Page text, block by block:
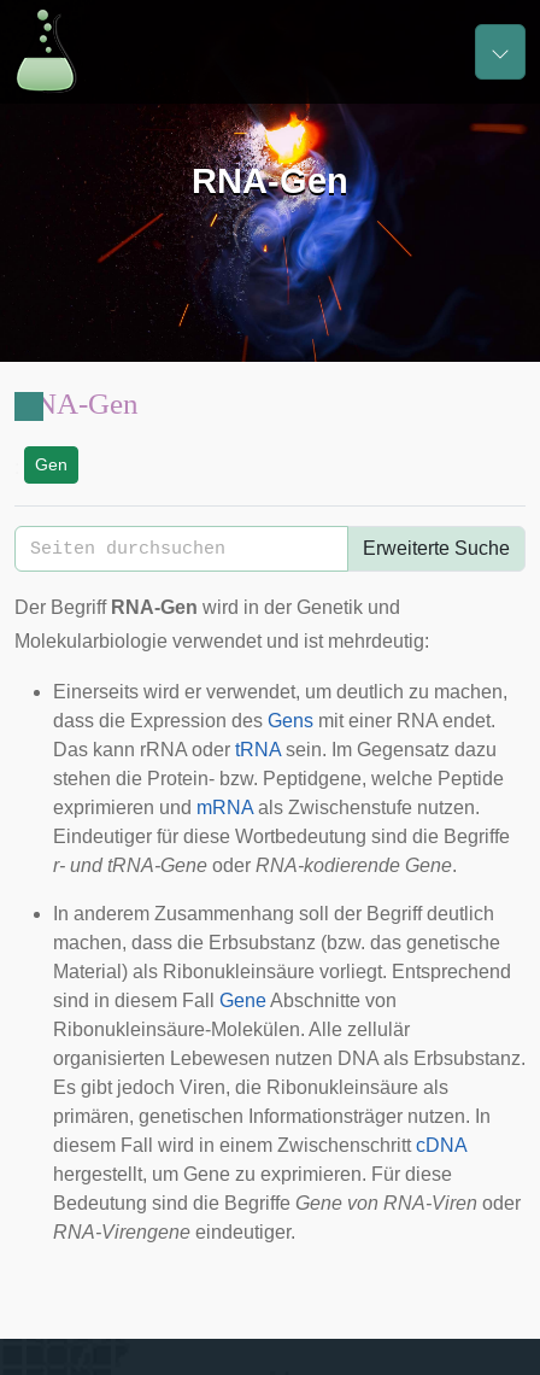
RNA-Gen
RNA-Gen
Gen
Erweiterte Suche
Der Begriff RNA-Gen wird in der Genetik und
Molekularbiologie verwendet und ist mehrdeutig:
Einerseits wird er verwendet, um deutlich zu machen,
dass die Expression des Gens mit einer RNA endet.
Das kann rRNA oder tRNA sein. Im Gegensatz dazu
stehen die Protein- bzw. Peptidgene, welche Peptide
exprimieren und mRNA als Zwischenstufe nutzen.
Eindeutiger für diese Wortbedeutung sind die Begriffe
r- und tRNA-Gene oder RNA-kodierende Gene.
In anderem Zusammenhang soll der Begriff deutlich
machen, dass die Erbsubstanz (bzw. das genetische
Material) als Ribonukleinsäure vorliegt. Entsprechend
sind in diesem Fall GeneAbschnitte von
Ribonukleinsäure-Molekülen. Alle zellulär
organisierten Lebewesen nutzen DNA als Erbsubstanz.
Es gibt jedoch Viren, die Ribonukleinsäure als
primären, genetischen Informationsträger nutzen. In
diesem Fall wird in einem ZwischenschrittcDNA
hergestellt, um Gene zu exprimieren. Für diese
Bedeutung sind die Begriffe Gene von RNA-Viren oder
RNA-Virengene eindeutiger.